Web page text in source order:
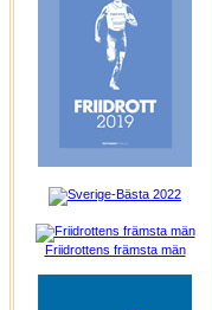
Friidrottens främsta män